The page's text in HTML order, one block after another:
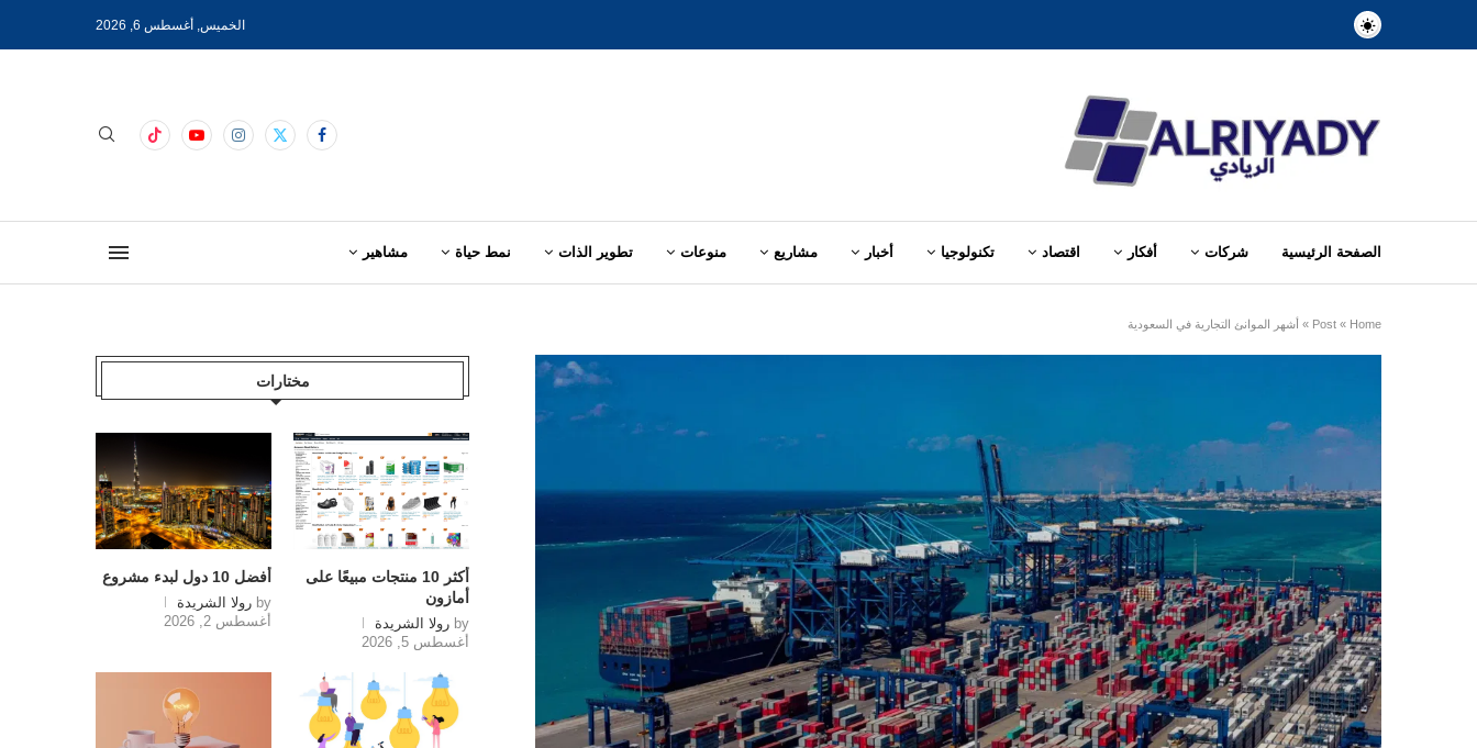
الخميس, أغسطس 6, 2026
الصفحة الرئيسية شركات أفكار اقتصاد تكنولوجيا أخبار مشاريع منوعات تطوير الذات نمط حياة مشاهير
Home
»
Post
» أشهر الموانئ التجارية في السعودية
مختارات
أكثر 10 منتجات مبيعًا على
أمازون
by رولا الشريدة
أغسطس 5, 2026
أفضل 10 دول لبدء مشروع
by رولا الشريدة
أغسطس 2, 2026